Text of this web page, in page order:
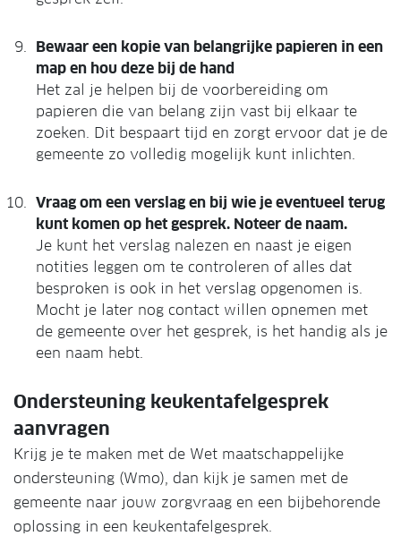
Bewaar een kopie van belangrijke papieren in een
map en hou deze bij de hand
Het zal je helpen bij de voorbereiding om
papieren die van belang zijn vast bij elkaar te
zoeken. Dit bespaart tijd en zorgt ervoor dat je de
gemeente zo volledig mogelijk kunt inlichten.
Vraag om een verslag en bij wie je eventueel terug
kunt komen op het gesprek. Noteer de naam.
Je kunt het verslag nalezen en naast je eigen
notities leggen om te controleren of alles dat
besproken is ook in het verslag opgenomen is.
Mocht je later nog contact willen opnemen met
de gemeente over het gesprek, is het handig als je
een naam hebt.
Ondersteuning keukentafelgesprek
aanvragen
Krijg je te maken met de Wet maatschappelijke
ondersteuning (Wmo), dan kijk je samen met de
gemeente naar jouw zorgvraag en een bijbehorende
oplossing in een keukentafelgesprek.